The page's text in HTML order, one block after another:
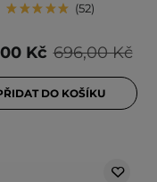
52
696,00 Kč
Kč
DO KOŠÍKU